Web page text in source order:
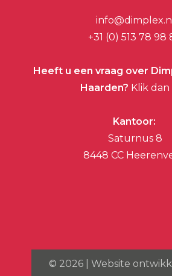
info@dimplex.nl
+31 (0) 513 78 98
Heeft u een vraag over
Haarden? Klik
Kantoor:
Saturnus 8
8448 CC
© 2026 | Website